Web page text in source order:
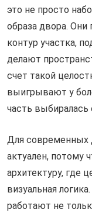
это не просто
образа двора.
контур участка,
делают
счет такой
выигрывают у
часть выбиралась
Для современных
актуален, потому
архитектуру, где
визуальная
работают не